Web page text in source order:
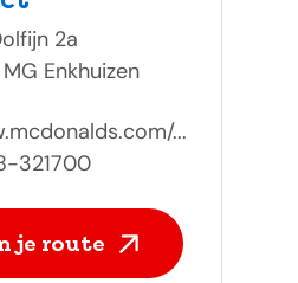
2a
MG Enkhuizen
...
321700
je route